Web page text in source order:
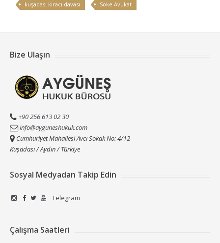
kuşadası kiracı davası
Söke Avukat
Bize Ulaşın
+90 256 613 02 30
info@ayguneshukuk.com
Cumhuriyet Mahallesi Avcı Sokak No: 4/12
Kuşadası / Aydın / Türkiye
Sosyal Medyadan Takip Edin
Telegram
Çalışma Saatleri